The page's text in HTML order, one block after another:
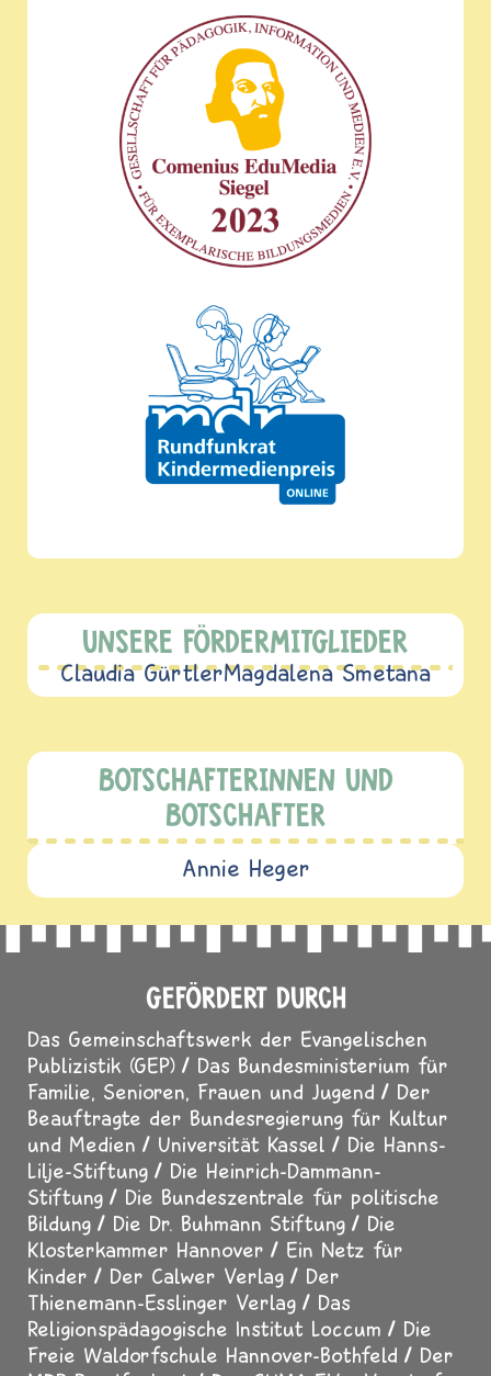
UNSERE FÖRDERMITGLIEDER
Claudia GürtlerMagdalena Smetana
BOTSCHAFTERINNEN UND
BOTSCHAFTER
Annie Heger
GEFÖRDERT DURCH
Das Gemeinschaftswerk der Evangelischen
Publizistik (GEP)
Das Bundesministerium für
Familie, Senioren, Frauen und Jugend
Der
Beauftragte der Bundesregierung für Kultur
und Medien
Universität Kassel
Die Hanns-
Lilje-Stiftung
Die Heinrich-Dammann-
Stiftung
Die Bundeszentrale für politische
Bildung
Die Dr. Buhmann Stiftung
Die
Klosterkammer Hannover
Ein Netz für
Kinder
Der Calwer Verlag
Der
Thienemann-Esslinger Verlag
Das
Religionspädagogische Institut Loccum
Die
Freie Waldorfschule Hannover-Bothfeld
Der